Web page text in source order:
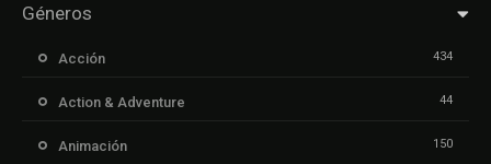
Géneros
Acción 434
Action & Adventure 44
Animación 150